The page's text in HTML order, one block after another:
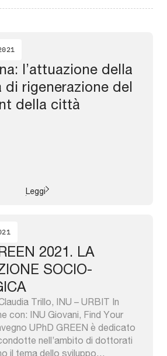
l’attuazione della
di rigenerazione del
della città
Leggi
2021. LA
SOCIO-
Trillo, INU – URBIT In
con: INU Giovani, Find Your
UPhD GREEN è dedicato
nell’ambito di dottorati
il tema dello sviluppo